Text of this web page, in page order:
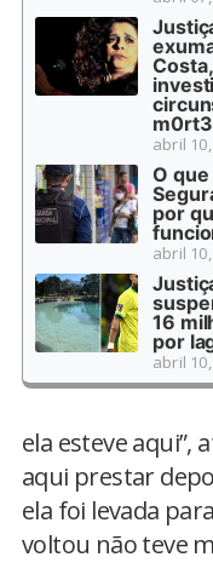
m0rt3
abril
O que
por
abril
16
por
abril
ela esteve aqui”,
aqui prestar
ela foi levada
voltou não teve